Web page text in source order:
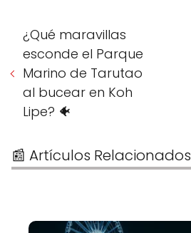
¿Qué maravillas
esconde el Parque
Marino de Tarutao
al bucear en Koh
Lipe? 🐠
📰 Artículos Relacionados